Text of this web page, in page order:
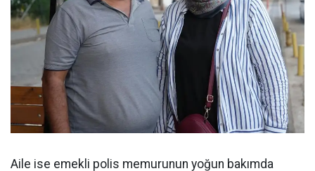
Aile ise emekli polis memurunun yoğun bakımda